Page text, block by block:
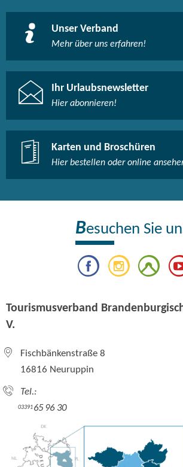
Unser Verband
Mehr über uns erfahren!
Ihr Urlaubsnewsletter
Hier abonnieren!
Karten und Broschüren
Hier bestellen oder online
Besuchen Sie
Tourismusverband
V.
Fischbänkenstraße 8
16816 Neuruppin
Tel.:
0339165 96 30